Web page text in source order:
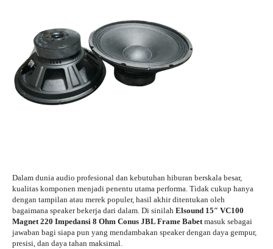
Dalam dunia audio profesional dan kebutuhan hiburan berskala besar,
kualitas komponen menjadi penentu utama performa. Tidak cukup hanya
dengan tampilan atau merek populer, hasil akhir ditentukan oleh
bagaimana speaker bekerja dari dalam. Di sinilah Elsound 15″ VC100
Magnet 220 Impedansi 8 Ohm Conus JBL Frame Babetmasuk sebagai
jawaban bagi siapa pun yang mendambakan speaker dengan daya gempur,
presisi, dan daya tahan maksimal.